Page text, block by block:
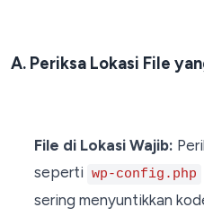
A. Periksa Lokasi File
File di Lokasi Wajib:
seperti wp-config.php
sering menyuntikkan